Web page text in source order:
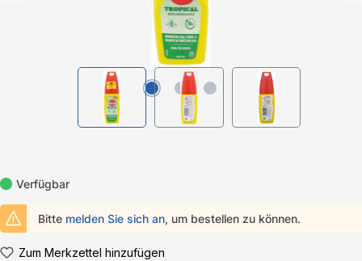
Verfügbar
Bitte melden Sie sich an, um bestellen zu können.
Zum Merkzettel hinzufügen